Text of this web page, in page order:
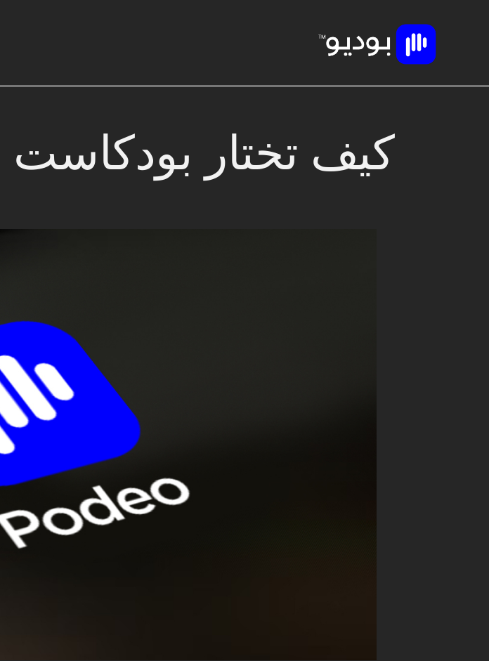
كيف تختار بودكاست